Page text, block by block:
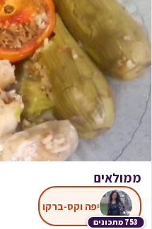
ממולאים
753 מתכונים
יפה וקס-ברקו